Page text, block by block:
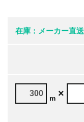
在庫：メーカー直送
m ×